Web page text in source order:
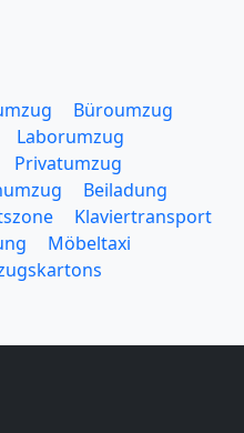
Büroumzug
Laborumzug
Privatumzug
Beiladung
Klaviertransport
Möbeltaxi